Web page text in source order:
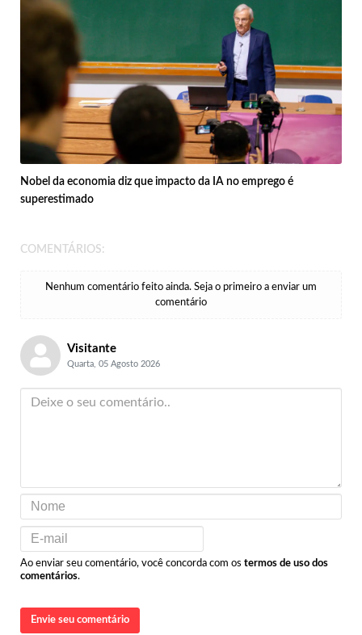
Nobel da economia diz que impacto da IA no emprego é
superestimado
COMENTÁRIOS:
Nenhum comentário feito ainda. Seja o primeiro a enviar um
comentário
Visitante
Quarta, 05 Agosto 2026
Ao enviar seu comentário, você concorda com os termos de uso dos
comentários.
Envie seu comentário